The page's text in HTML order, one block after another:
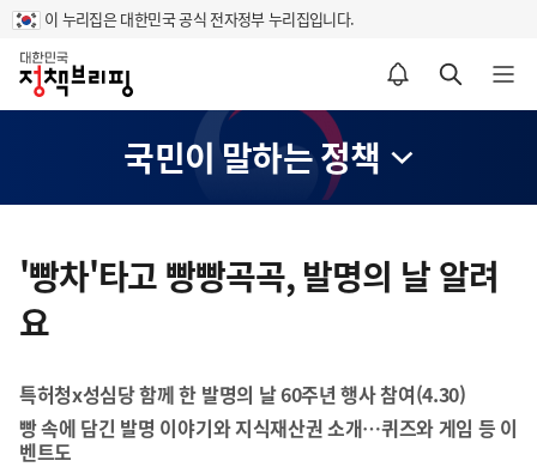
이 누리집은 대한민국 공식 전자정부 누리집입니다.
홈
알림설정 바로가기 검색 바로가기 메뉴 열기
국민이 말하는 정책
텐
영
'빵차'타고 빵빵곡곡, 발명의 날 알려
요
특허청x성심당 함께 한 발명의 날 60주년 행사 참여(4.30)
빵 속에 담긴 발명 이야기와 지식재산권 소개…퀴즈와 게임 등 이
벤트도